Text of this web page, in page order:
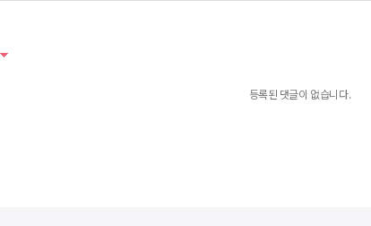
등록된 댓글이 없습니다.